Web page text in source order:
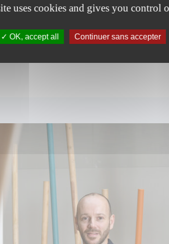
uses cookies and gives you control
OK, accept all Continuer sans accepter
valoriser cet engagement au travers
du bâtiment !